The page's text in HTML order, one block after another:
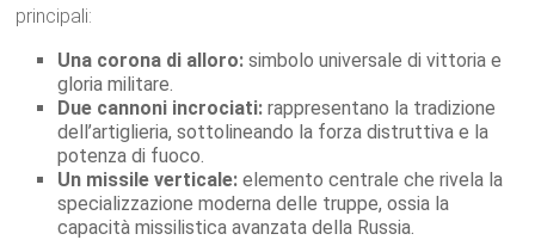
principali:
Una corona di alloro: simbolo universale di vittoria e
gloria militare.
Due cannoni incrociati: rappresentano la tradizione
dell’artiglieria, sottolineando la forza distruttiva e la
potenza di fuoco.
Un missile verticale: elemento centrale che rivela la
specializzazione moderna delle truppe, ossia la
capacità missilistica avanzata della Russia.